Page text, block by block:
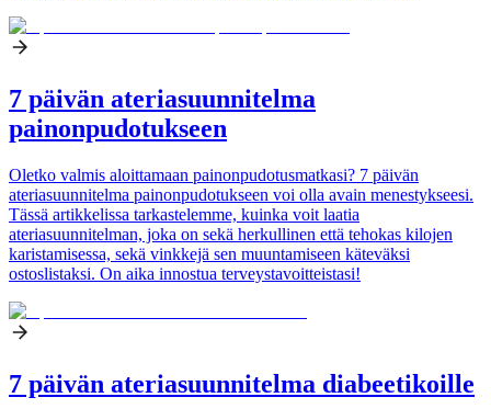
7 päivän ateriasuunnitelma
painonpudotukseen
Oletko valmis aloittamaan painonpudotusmatkasi? 7 päivän
ateriasuunnitelma painonpudotukseen voi olla avain menestykseesi.
Tässä artikkelissa tarkastelemme, kuinka voit laatia
ateriasuunnitelman, joka on sekä herkullinen että tehokas kilojen
karistamisessa, sekä vinkkejä sen muuntamiseen käteväksi
ostoslistaksi. On aika innostua terveystavoitteistasi!
7 päivän ateriasuunnitelma diabeetikoille